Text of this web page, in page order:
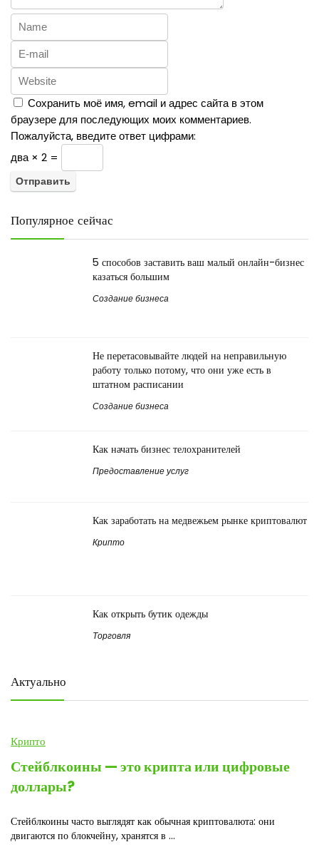
Сохранить моё имя, email и адрес сайта в этом
браузере для последующих моих комментариев.
Пожалуйста, введите ответ цифрами:
два × 2 =
Популярное сейчас
5 способов заставить ваш малый онлайн-бизнес
казаться большим
Создание бизнеса
Не перетасовывайте людей на неправильную
работу только потому, что они уже есть в
штатном расписании
Создание бизнеса
Как начать бизнес телохранителей
Предоставление услуг
Как заработать на медвежьем рынке криптовалют
Крипто
Как открыть бутик одежды
Торговля
Актуально
Крипто
Стейблкоины — это крипта или цифровые
доллары?
Стейблкоины часто выглядят как обычная криптовалюта: они
двигаются по блокчейну, хранятся в ...